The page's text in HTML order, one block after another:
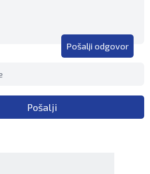
Pošalji odgovor
Pošalji